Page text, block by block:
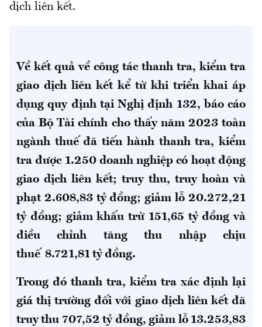
dịch liên kết.
Về kết quả về công tác thanh tra, kiểm tra
giao dịch liên kết kể từ khi triển khai áp
dụng quy định tại Nghị định 132, báo cáo
của Bộ Tài chính cho thấy năm 2023 toàn
ngành thuế đã tiến hành thanh tra, kiểm
tra được 1.250 doanh nghiệp có hoạt động
giao dịch liên kết; truy thu, truy hoàn và
phạt 2.608,83 tỷ đồng; giảm lỗ 20.272,21
tỷ đồng; giảm khấu trừ 151,65 tỷ đồng và
điều chỉnh tăng thu nhập chịu
thuế 8.721,81 tỷ đồng.
Trong đó thanh tra, kiểm tra xác định lại
giá thị trường đối với giao dịch liên kết đã
truy thu 707,52 tỷ đồng, giảm lỗ 13.253,83